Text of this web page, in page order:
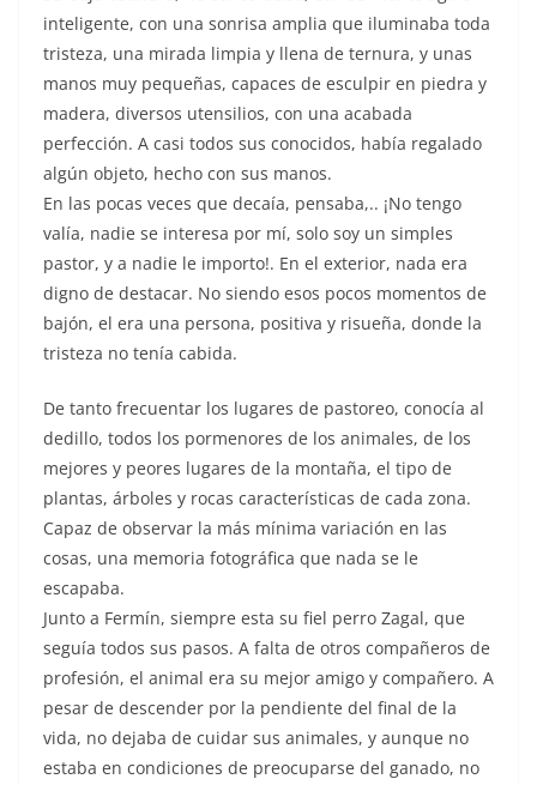
inteligente, con una sonrisa amplia que iluminaba toda
tristeza, una mirada limpia y llena de ternura, y unas
manos muy pequeñas, capaces de esculpir en piedra y
madera, diversos utensilios, con una acabada
perfección. A casi todos sus conocidos, había regalado
algún objeto, hecho con sus manos.
En las pocas veces que decaía, pensaba,.. ¡No tengo
valía, nadie se interesa por mí, solo soy un simples
pastor, y a nadie le importo!. En el exterior, nada era
digno de destacar. No siendo esos pocos momentos de
bajón, el era una persona, positiva y risueña, donde la
tristeza no tenía cabida.
De tanto frecuentar los lugares de pastoreo, conocía al
dedillo, todos los pormenores de los animales, de los
mejores y peores lugares de la montaña, el tipo de
plantas, árboles y rocas características de cada zona.
Capaz de observar la más mínima variación en las
cosas, una memoria fotográfica que nada se le
escapaba.
Junto a Fermín, siempre esta su fiel perro Zagal, que
seguía todos sus pasos. A falta de otros compañeros de
profesión, el animal era su mejor amigo y compañero. A
pesar de descender por la pendiente del final de la
vida, no dejaba de cuidar sus animales, y aunque no
estaba en condiciones de preocuparse del ganado, no